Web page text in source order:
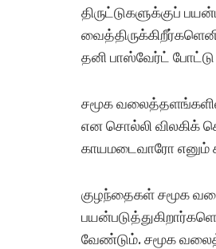
திருட்டுகளுக்குப்
தனி பாஸ்வேர்ட்
சமூக
என சொல்லி விலகிக்
காயமடைவாரோ
குழந்தைகள் சமூக
வேண்டும். சமூக